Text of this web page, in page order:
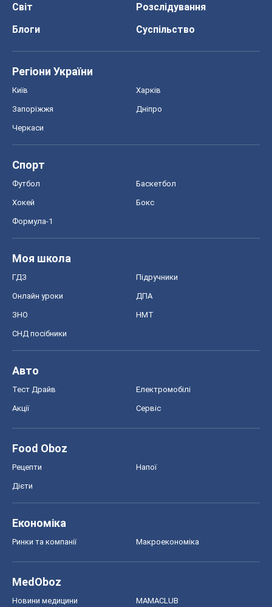
Світ
Розслідування
Блоги
Суспільство
Регіони України
Київ Харків
Запоріжжя Дніпро
Черкаси
Спорт
Футбол Баскетбол
Хокей Бокс
Формула-1
Моя школа
ГДЗ Підручники
Онлайн уроки ДПА
ЗНО НМТ
СНД посібники
Авто
Тест Драйв Електромобілі
Акції Сервіс
Food Oboz
Рецепти Напої
Дієти
Економіка
Ринки та компанії Макроекономіка
MedOboz
Новини медицини MAMACLUB